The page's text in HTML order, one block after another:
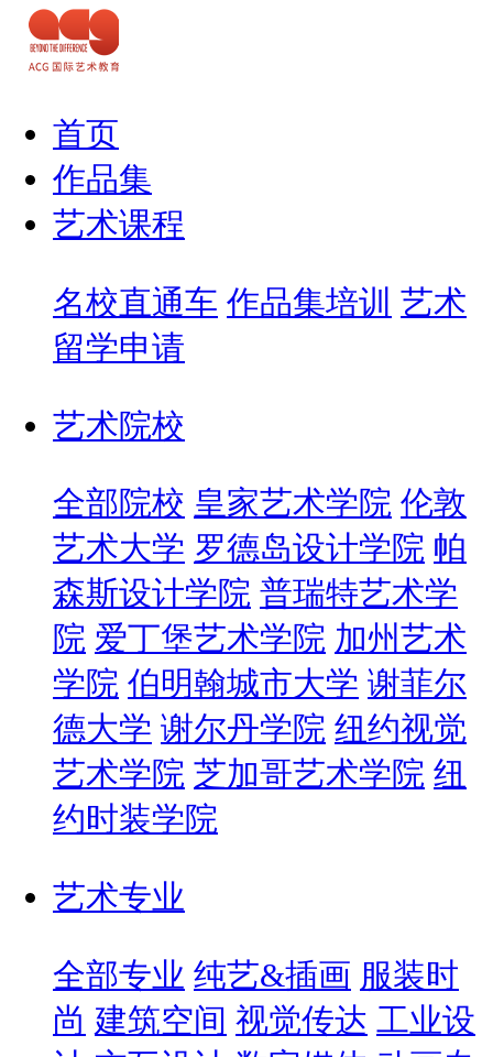
首页
作品集
艺术课程
名校直通车 作品集培训 艺术
留学申请
艺术院校
全部院校 皇家艺术学院 伦敦
艺术大学 罗德岛设计学院 帕
森斯设计学院 普瑞特艺术学
院 爱丁堡艺术学院 加州艺术
学院 伯明翰城市大学 谢菲尔
德大学 谢尔丹学院 纽约视觉
艺术学院 芝加哥艺术学院 纽
约时装学院
艺术专业
全部专业 纯艺&插画 服装时
尚 建筑空间 视觉传达 工业设